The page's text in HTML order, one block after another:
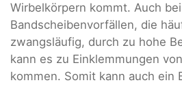
Wirbelkörpern kommt. Auch bei
Bandscheibenvorfällen, die
zwangsläufig, durch zu hohe
kann es zu Einklemmungen
kommen. Somit kann auch ein